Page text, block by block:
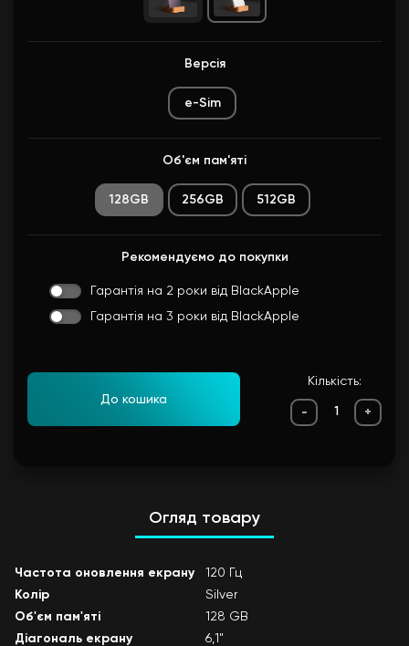
Версія
e-Sim
Об'єм пам'яті
128GB 256GB 512GB
Рекомендуємо до покупки
Гарантія на 2 роки від BlackApple
Гарантія на 3 роки від BlackApple
До кошика
Кількість:
- +
Огляд товару
Частота оновлення екрану
120 Гц
Колір
Silver
Об'єм пам'яті
128 GB
Діагональ екрану
6,1"